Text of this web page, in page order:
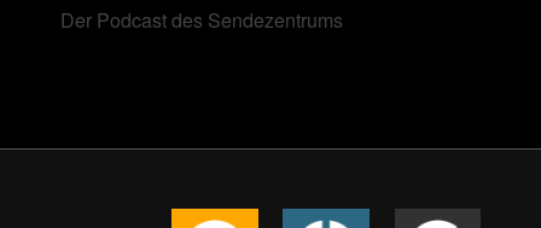
Der Podcast des Sendezentrums